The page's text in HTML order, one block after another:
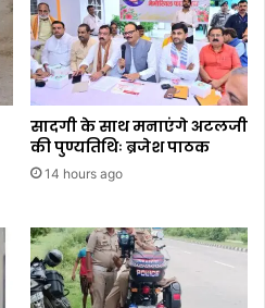
सादगी के साथ मनाएंगे अटलजी
की पुण्यतिथिः ब्रजेश पाठक
14 hours ago